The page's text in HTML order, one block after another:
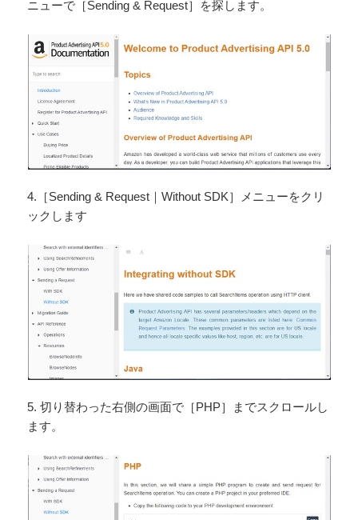
ニューで［Sending & Request］を探します。
4.［Sending & Request｜Without SDK］メニューをクリ
ックします
5. 切り替わった右側の画面で［PHP］までスクロールし
ます。